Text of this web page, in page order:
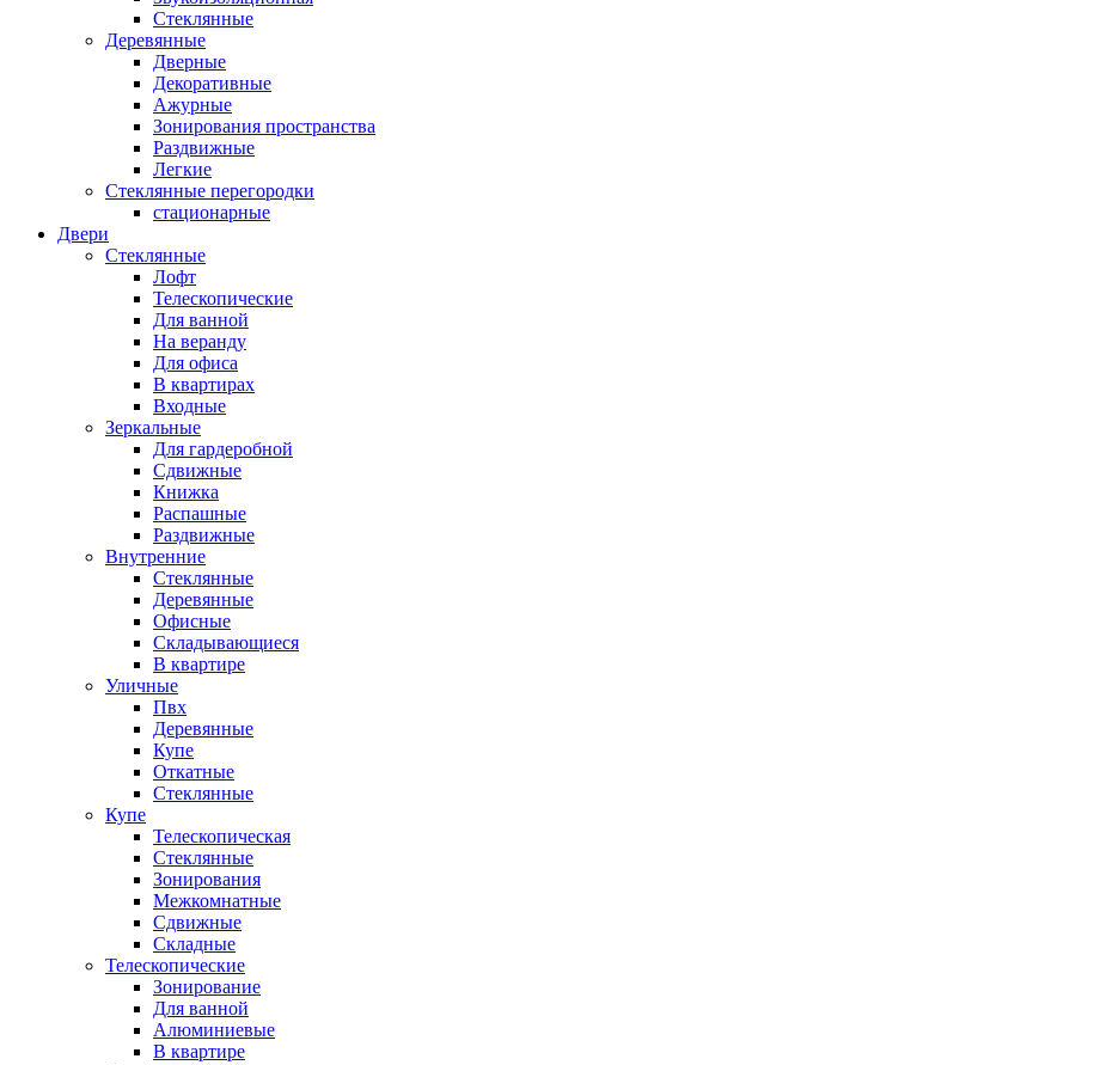
Стеклянные
Деревянные
Дверные
Декоративные
Ажурные
Зонирования пространства
Раздвижные
Легкие
Стеклянные перегородки
стационарные
Двери
Стеклянные
Лофт
Телескопические
Для ванной
На веранду
Для офиса
В квартирах
Входные
Зеркальные
Для гардеробной
Сдвижные
Книжка
Распашные
Раздвижные
Внутренние
Стеклянные
Деревянные
Офисные
Складывающиеся
В квартире
Уличные
Пвх
Деревянные
Купе
Откатные
Стеклянные
Купе
Телескопическая
Стеклянные
Зонирования
Межкомнатные
Сдвижные
Складные
Телескопические
Зонирование
Для ванной
Алюминиевые
В квартире